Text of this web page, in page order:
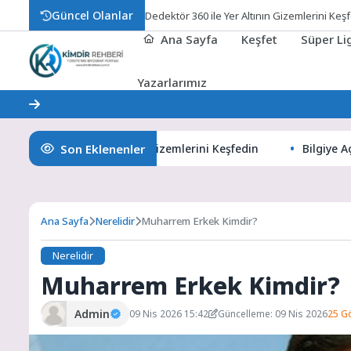
Güncel Olanlar Dedektör 360 ile Yer Altının Gizemlerini
Ana Sayfa Keşfet Süper
Yazarlarımız
Son Eklenenler
360 ile Yer Altının Gizemlerini Keşfedin Bilgiye Açılan
Ana Sayfa Nerelidir Muharrem Erkek Kimdir?
Nerelidir
Muharrem Erkek Kimdir?
Admin 09 Nis 2026 15:42 Güncelleme: 09 Nis 202625